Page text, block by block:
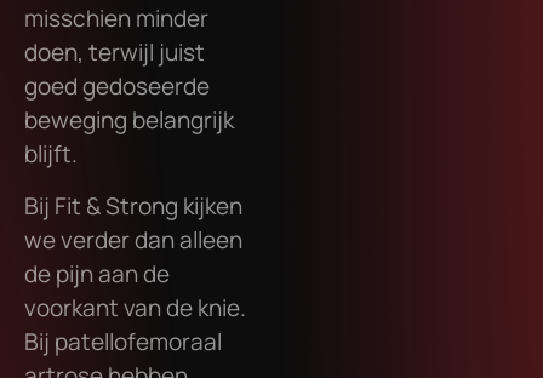
misschien minder
doen, terwijl juist
goed gedoseerde
beweging belangrijk
blijft.
Bij Fit & Strong kijken
we verder dan alleen
de pijn aan de
voorkant van de knie.
Bij patellofemoraal